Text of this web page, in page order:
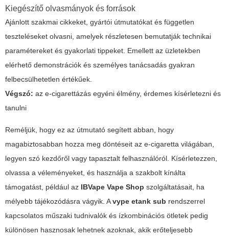
Kiegészítő olvasmányok és források
Ajánlott szakmai cikkeket, gyártói útmutatókat és független
teszteléseket olvasni, amelyek részletesen bemutatják technikai
paramétereket és gyakorlati tippeket. Emellett az üzletekben
elérhető demonstrációk és személyes tanácsadás gyakran
felbecsülhetetlen értékűek.
Végszó: az e-cigarettázás egyéni élmény, érdemes kísérletezni és
tanulni
Reméljük, hogy ez az útmutató segített abban, hogy
magabiztosabban hozza meg döntéseit az e-cigaretta világában,
legyen szó kezdőről vagy tapasztalt felhasználóról. Kísérletezzen,
olvassa a véleményeket, és használja a szakbolt kínálta
támogatást, például az IBVape Vape Shop szolgáltatásait, ha
mélyebb tájékozódásra vágyik. Avype etank sub rendszerrel
kapcsolatos műszaki tudnivalók és ízkombinációs ötletek pedig
különösen hasznosak lehetnek azoknak, akik erőteljesebb